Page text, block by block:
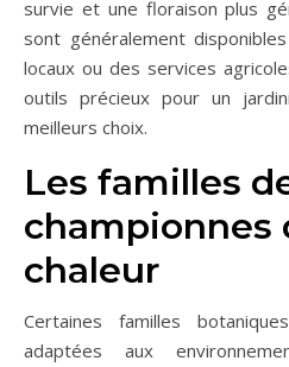
survie et une floraison plus
sont généralement
locaux ou des services
outils précieux pour un
meilleurs choix.
Les familles
championnes
chaleur
Certaines familles
adaptées aux